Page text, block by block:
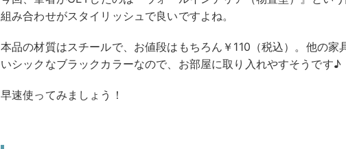
組み合わせがスタイリッシュで良いですよね。
本品の材質はスチールで、お値段はもちろん￥110（税込）。他の家
いシックなブラックカラーなので、お部屋に取り入れやすそうです♪
早速使ってみましょう！